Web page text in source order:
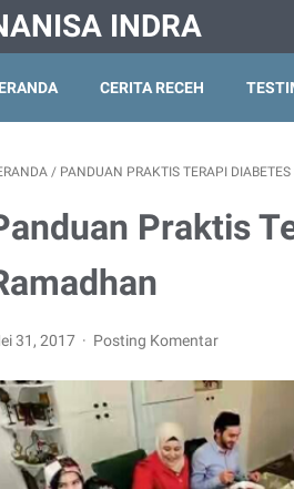
INDRA
CERITA RECEH
/ PANDUAN PRAKTIS TERAPI
Praktis
31, 2017 Posting Komentar